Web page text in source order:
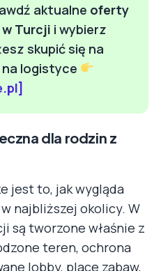
aktualne oferty
Turcji i wybierz
skupić się na
na logistyce
dla rodzin z
jest to, jak wygląda
najbliższej okolicy. W
są tworzone właśnie z
teren, ochrona
lobby, place zabaw,